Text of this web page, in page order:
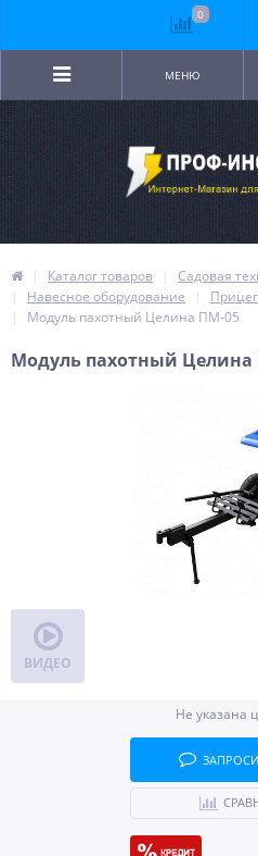
МЕНЮ
Каталог товаров
Садовая
Навесное оборудование
Модуль пахотный Целина ПМ-05
Модуль пахотный Целина
ВИДЕО
Не указана
0